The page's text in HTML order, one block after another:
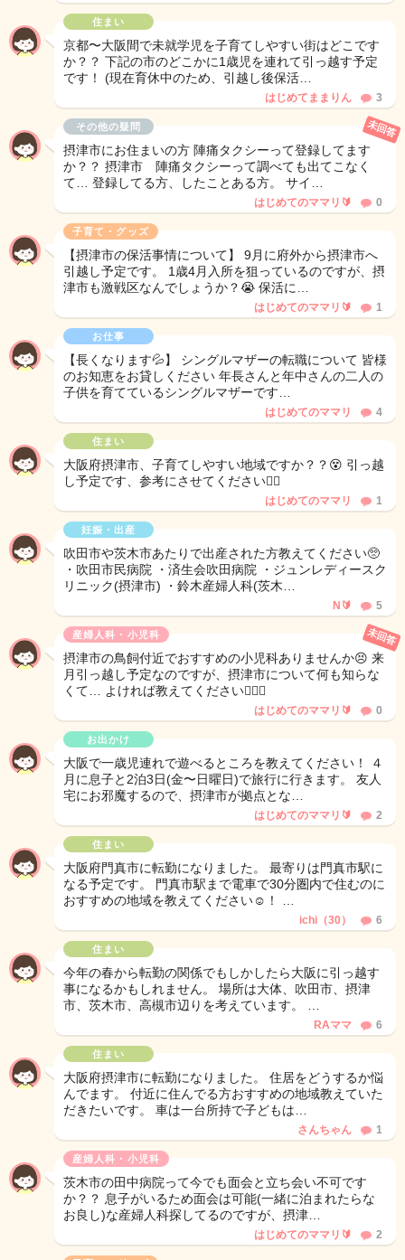
住まい
京都〜大阪間で未就学児を子育てしやすい街はどこです
か？？ 下記の市のどこかに1歳児を連れて引っ越す予定
です！ (現在育休中のため、引越し後保活…
はじめてままりん 3
その他の疑問
摂津市にお住まいの方 陣痛タクシーって登録してます
か？？ 摂津市 陣痛タクシーって調べても出てこなく
て… 登録してる方、したことある方。 サイ…
未回答
はじめてのママリ🔰 0
子育て・グッズ
【摂津市の保活事情について】 9月に府外から摂津市へ
引越し予定です。 1歳4月入所を狙っているのですが、摂
津市も激戦区なんでしょうか？😭 保活に…
はじめてのママリ🔰 1
お仕事
【長くなります💦】 シングルマザーの転職について 皆様
のお知恵をお貸しください 年長さんと年中さんの二人の
子供を育てているシングルマザーです…
はじめてのママリ 4
住まい
大阪府摂津市、子育てしやすい地域ですか？？😵 引っ越
し予定です、参考にさせてください🙇‍♂️
はじめてのママリ 1
妊娠・出産
吹田市や茨木市あたりで出産された方教えてください🥺
・吹田市民病院 ・済生会吹田病院 ・ジュンレディースク
リニック(摂津市) ・鈴木産婦人科(茨木…
N🔰 5
産婦人科・小児科
摂津市の鳥飼付近でおすすめの小児科ありませんか😣 来
月引っ越し予定なのですが、摂津市について何も知らな
くて… よければ教えてください🙇🏻‍♀️
未回答
はじめてのママリ🔰 0
お出かけ
大阪で一歳児連れで遊べるところを教えてください！ ４
月に息子と2泊3日(金〜日曜日)で旅行に行きます。 友人
宅にお邪魔するので、摂津市が拠点とな…
はじめてのママリ🔰 2
住まい
大阪府門真市に転勤になりました。 最寄りは門真市駅に
なる予定です。 門真市駅まで電車で30分圏内で住むのに
おすすめの地域を教えてください☺️！ …
ichi（30） 6
住まい
今年の春から転勤の関係でもしかしたら大阪に引っ越す
事になるかもしれません。 場所は大体、吹田市、摂津
市、茨木市、高槻市辺りを考えています。 …
RAママ 6
住まい
大阪府摂津市に転勤になりました。 住居をどうするか悩
んでます。 付近に住んでる方おすすめの地域教えていた
だきたいです。 車は一台所持で子どもは…
さんちゃん 1
産婦人科・小児科
茨木市の田中病院って今でも面会と立ち会い不可です
か？？ 息子がいるため面会は可能(一緒に泊まれたらな
お良し)な産婦人科探してるのですが、摂津…
はじめてのママリ🔰 2